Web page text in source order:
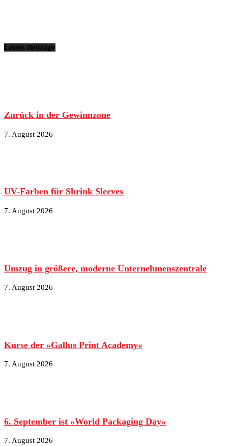
Letzte Beiträge
Zurück in der Gewinnzone
7. August 2026
UV-Farben für Shrink Sleeves
7. August 2026
Umzug in größere, moderne Unternehmenszentrale
7. August 2026
Kurse der »Gallus Print Academy«
7. August 2026
6. September ist »World Packaging Day«
7. August 2026